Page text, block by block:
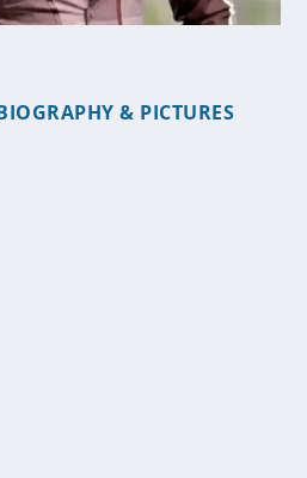
& PICTURES